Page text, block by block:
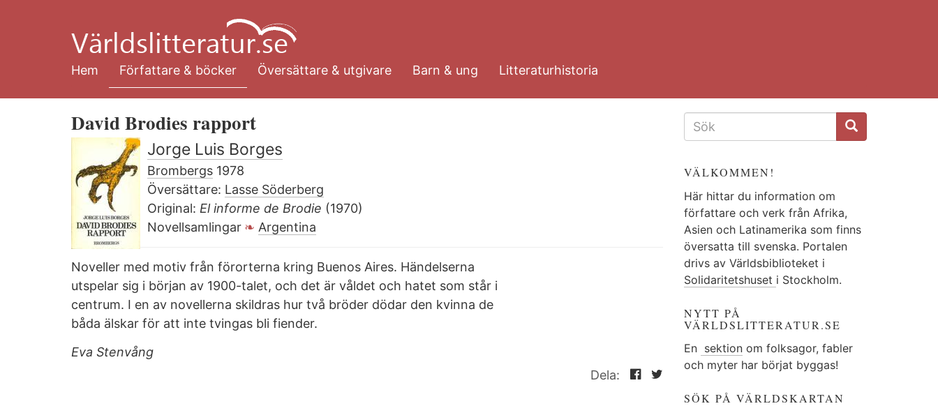
huvudinnehåll
Hem
Författare & böcker Översättare & utgivare Barn & ung Litteraturhistoria
David Brodies rapport
Jorge Luis Borges
Brombergs 1978
Översättare: Lasse Söderberg
Original: El informe de Brodie (1970)
Novellsamlingar
Argentina
Noveller med motiv från förorterna kring Buenos Aires. Händelserna
utspelar sig i början av 1900-talet, och det är våldet och hatet som står i
centrum. I en av novellerna skildras hur två bröder dödar den kvinna de
båda älskar för att inte tvingas bli fiender.
Eva Stenvång
Dela:
SÖKFORMULÄR
VÄLKOMMEN!
Här hittar du information om
författare och verk från Afrika,
Asien och Latinamerika som finns
översatta till svenska. Portalen
drivs av Världsbiblioteket i
Solidaritetshuset i Stockholm.
NYTT PÅ
VÄRLDSLITTERATUR.SE
En sektionom folksagor, fabler
och myter har börjat byggas!
SÖK PÅ VÄRLDSKARTAN